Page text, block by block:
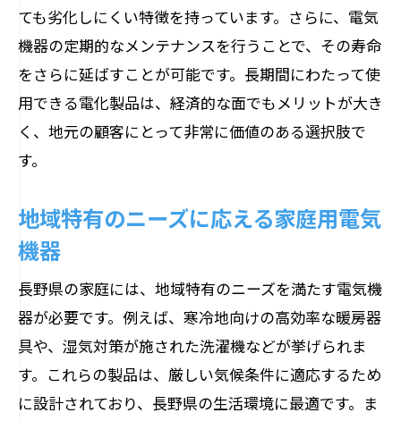
カスタマイズ可能な電気機器
長野県の気候に対応した製品
顧客サポートとアフターサービス
荻原電機の環境への配慮
地域密着型電気機器選びで失敗しない方法
試用期間を設ける商品の選び方
地域イベントで情報収集する
専門家のアドバイスを受ける
長野県の住民におすすめの最新電気機器紹介
最新の省エネ家電
ても劣化しにくい特徴を持っています。さらに、電気
機器の定期的なメンテナンスを行うことで、その寿命
をさらに延ばすことが可能です。長期間にわたって使
用できる電化製品は、経済的な面でもメリットが大き
く、地元の顧客にとって非常に価値のある選択肢で
す。
地域特有のニーズに応える家庭用電気
機器
長野県の家庭には、地域特有のニーズを満たす電気機
器が必要です。例えば、寒冷地向けの高効率な暖房器
具や、湿気対策が施された洗濯機などが挙げられま
す。これらの製品は、厳しい気候条件に適応するため
に設計されており、長野県の生活環境に最適です。ま